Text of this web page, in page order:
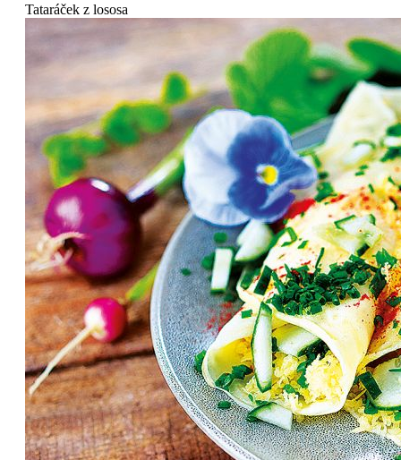
Tataráček z lososa